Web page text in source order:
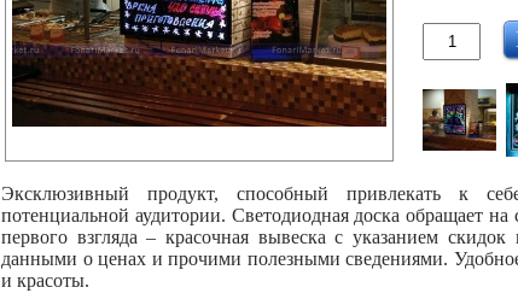
Эксклюзивный продукт, способный привлекать к
потенциальной аудитории. Светодиодная доска обращает
первого взгляда – красочная вывеска с указанием
данными о ценах и прочими полезными сведениями.
и красоты.